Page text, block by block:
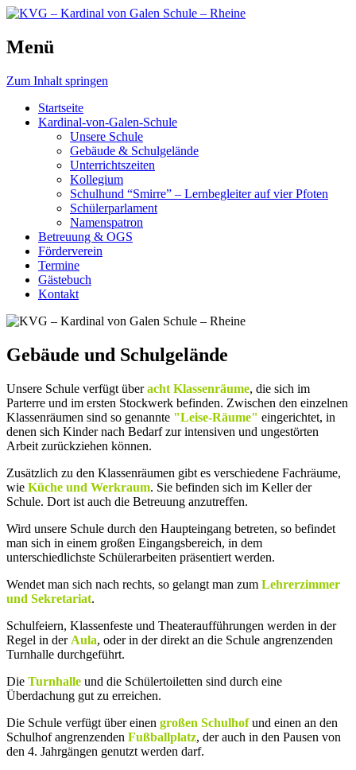
KVG – Kardinal von Galen
Schule – Rheine
Schule, die bewegt.
Menü
Zum Inhalt springen
Startseite
Kardinal-von-Galen-Schule
Unsere Schule
Gebäude & Schulgelände
Unterrichtszeiten
Kollegium
Schulhund “Smirre” – Lernbegleiter auf vier Pfoten
Schülerparlament
Namenspatron
Betreuung & OGS
Förderverein
Termine
Gästebuch
Kontakt
Gebäude und Schulgelände
Unsere Schule verfügt überacht Klassenräume, die sich im
Parterre und im ersten Stockwerk befinden. Zwischen den einzelnen
Klassenräumen sind so genannte "Leise-Räume" eingerichtet, in
denen sich Kinder nach Bedarf zur intensiven und ungestörten
Arbeit zurückziehen können.
Zusätzlich zu den Klassenräumen gibt es verschiedene Fachräume,
wie Küche und Werkraum. Sie befinden sich im Keller der
Schule. Dort ist auch die Betreuung anzutreffen.
Wird unsere Schule durch den Haupteingang betreten, so befindet
man sich in einem großen Eingangsbereich, in dem
unterschiedlichste Schülerarbeiten präsentiert werden.
Wendet man sich nach rechts, so gelangt man zum Lehrerzimmer
und Sekretariat.
Schulfeiern, Klassenfeste und Theateraufführungen werden in der
Regel in der Aula, oder in der direkt an die Schule angrenzenden
Turnhalle durchgeführt.
Die Turnhalle und die Schülertoiletten sind durch eine
Überdachung gut zu erreichen.
Die Schule verfügt über einen großen Schulhofund einen an den
Schulhof angrenzenden Fußballplatz, der auch in den Pausen von
den 4. Jahrgängen genutzt werden darf.